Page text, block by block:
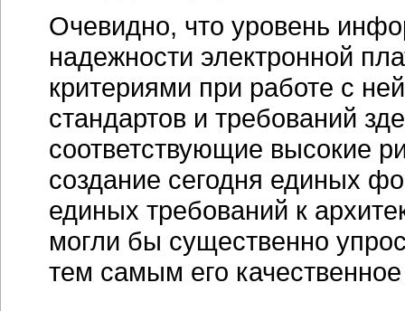
Очевидно, что уровень
надежности электронной
критериями при работе с
стандартов и требований
соответствующие высокие
создание сегодня единых
единых требований к
могли бы существенно
тем самым его